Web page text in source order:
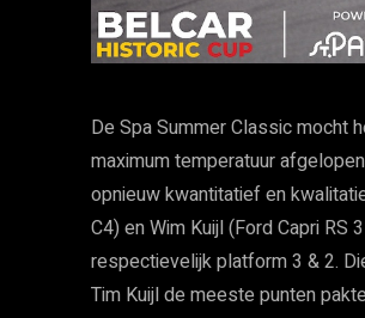
De Spa Summer Classic mocht
maximum temperatuur
opnieuw kwantitatief en
C4) en Wim Kuijl (Ford Capri
respectievelijk platform 3 & 2.
Tim Kuijl de meeste punten